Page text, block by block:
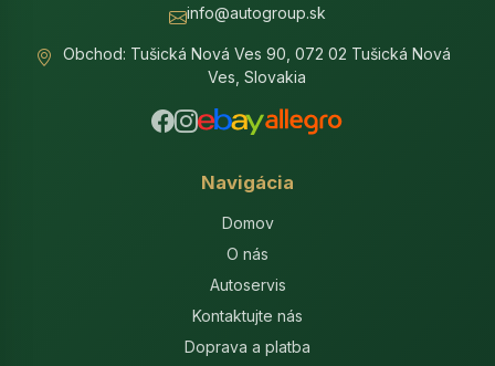
info@autogroup.sk
Obchod: Tušická Nová Ves 90, 072 02 Tušická Nová
Ves, Slovakia
Navigácia
Domov
O nás
Autoservis
Kontaktujte nás
Doprava a platba